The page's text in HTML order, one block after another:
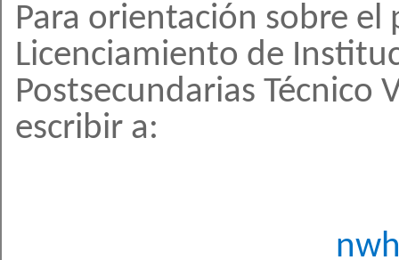
Para orientación sobre el
Licenciamiento de
Postsecundarias Técnico
escribir a: